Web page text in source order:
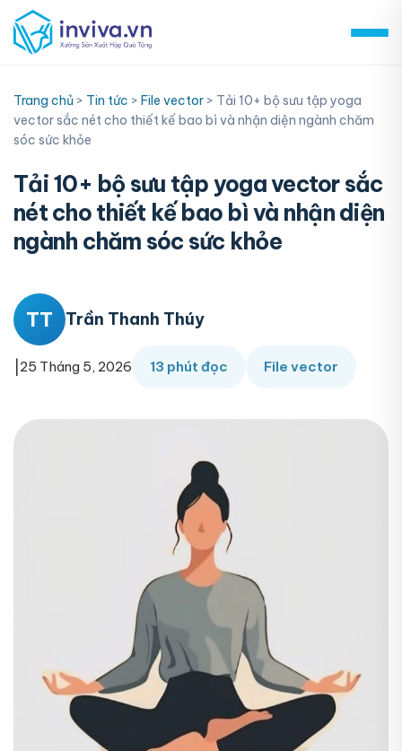
Skip
to
content
Trang chủ > Tin tức > File vector > Tải 10+ bộ sưu tập yoga
vector sắc nét cho thiết kế bao bì và nhận diện ngành chăm
sóc sức khỏe
Tải 10+ bộ sưu tập yoga vector sắc
nét cho thiết kế bao bì và nhận diện
ngành chăm sóc sức khỏe
TT Trần Thanh Thúy
25 Tháng 5, 2026 13 phút đọc File vector